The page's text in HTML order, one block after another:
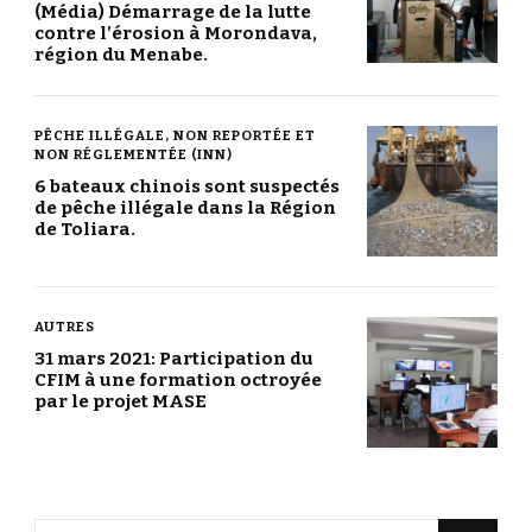
(Média) Démarrage de la lutte
contre l’érosion à Morondava,
région du Menabe.
PÊCHE ILLÉGALE, NON REPORTÉE ET
NON RÉGLEMENTÉE (INN)
6 bateaux chinois sont suspectés
de pêche illégale dans la Région
de Toliara.
AUTRES
31 mars 2021: Participation du
CFIM à une formation octroyée
par le projet MASE